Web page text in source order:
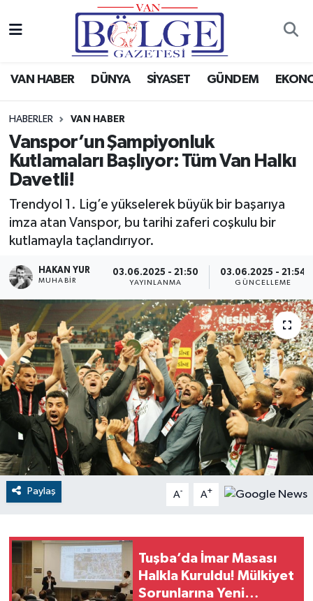
VAN HABER DÜNYA SİYASET GÜNDEM
HABERLER VAN HABER
Vanspor’un Şampiyonluk
Kutlamaları Başlıyor: Tüm Van Halkı
Davetli!
Trendyol 1. Lig’e yükselerek büyük bir başarıya
imza atan Vanspor, bu tarihi zaferi coşkulu bir
kutlamayla taçlandırıyor.
HAKAN YUR
MUHABİR
03.06.2025 - 21:50
YAYINLANMA
03.06.2025 - 21:54
GÜNCELLEME
Paylaş A- A+
Tuşba’da İmar Masası
Halkla Kuruldu! Mülkiyet
Sorunlarına Yeni
Van Haber
Gündem
Spor
Eğitim
Sağlık
Dünya
RESMİ İLANLAR
Hava Durumu
Puan Durumu ve Fikstür
Tüm Manşetler
Haber Arşivi